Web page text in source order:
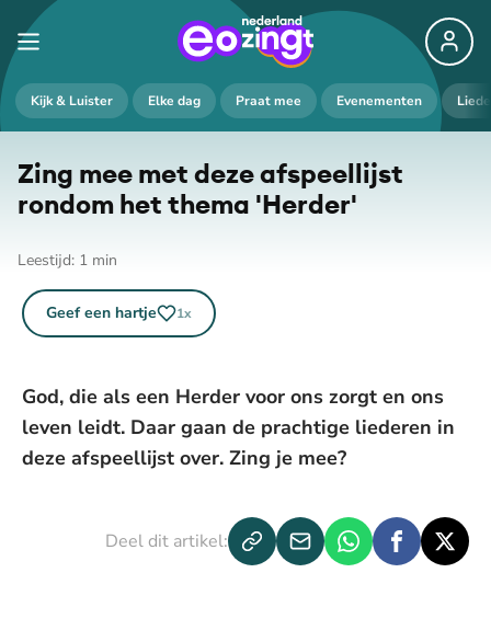
Kijk & Luister Elke dag Praat mee Evenementen
Zing mee met deze afspeellijst
rondom het thema 'Herder'
Leestijd: 1 min
Geef een hartje 1x
God, die als een Herder voor ons zorgt en ons
leven leidt. Daar gaan de prachtige liederen in
deze afspeellijst over. Zing je mee?
Deel dit artikel: